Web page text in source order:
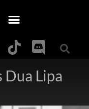
Dua Lipa